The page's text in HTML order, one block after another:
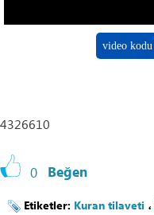
video kodu
4326610
0 Beğen
Etiketler: Kuran tilaveti ،